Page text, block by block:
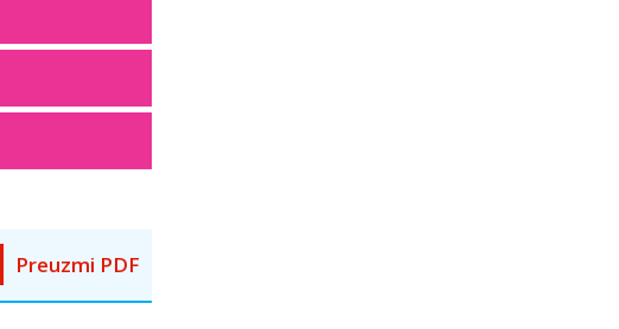
Preuzmi PDF